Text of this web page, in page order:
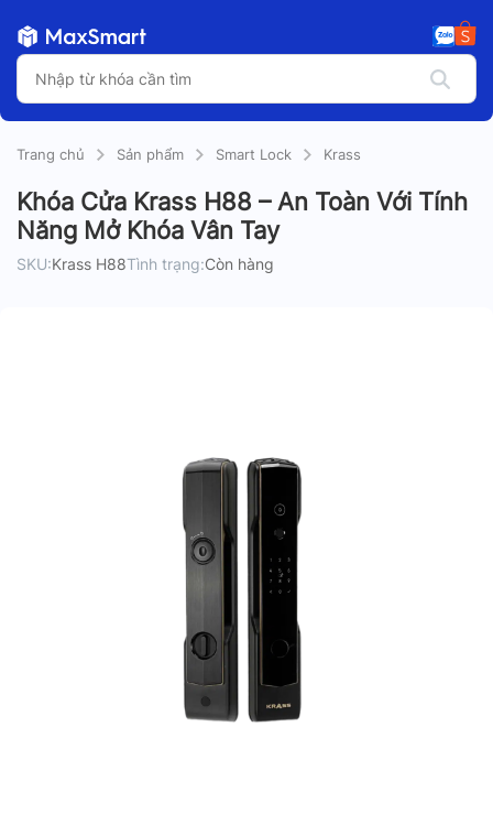
Trang chủ Sản phẩm Smart Lock Krass
Khóa Cửa Krass H88 – An Toàn Với Tính
Năng Mở Khóa Vân Tay
SKU:Krass H88Tình trạng:Còn hàng